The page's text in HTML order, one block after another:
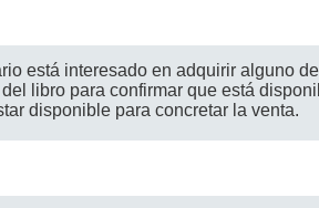
está interesado en adquirir alguno
libro para confirmar que está
disponible para concretar la venta.